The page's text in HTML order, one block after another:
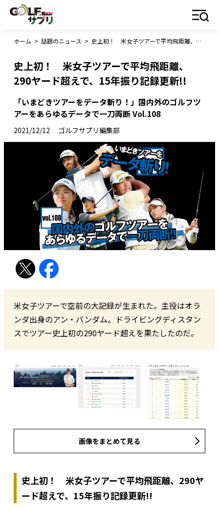
ホーム > 話題のニュース > 史上初！ 米女子ツアーで平均飛距離、290ヤード超えで、15年振り記録更新!!
史上初！ 米女子ツアーで平均飛距離、
290ヤード超えで、15年振り記録更新!!
「いまどきツアーをデータ斬り！」国内外のゴルフツ
アーをあらゆるデータで一刀両断 Vol.108
2021/12/12 ゴルフサプリ編集部
米女子ツアーで空前の大記録が生まれた。主役はオラ
ンダ出身のアン・バンダム。ドライビングディスタン
スでツアー史上初の290ヤード超えを果たしたのだ。
画像をまとめて見る
史上初！ 米女子ツアーで平均飛距離、290ヤ
ード超えで、15年振り記録更新!!